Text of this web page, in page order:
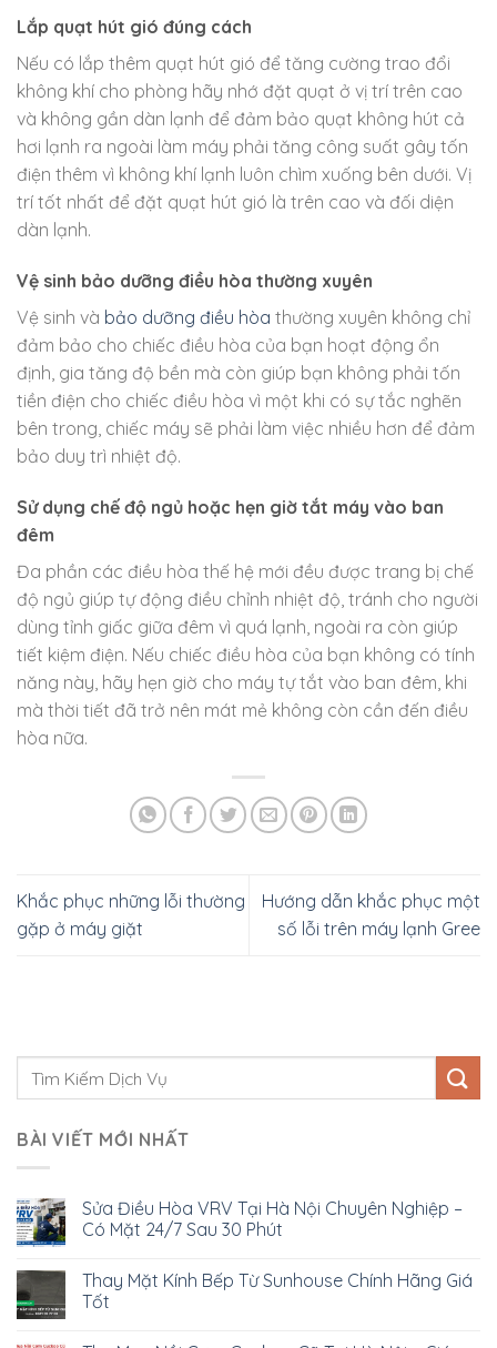
Lắp quạt hút gió đúng cách
Nếu có lắp thêm quạt hút gió để tăng cường trao đổi
không khí cho phòng hãy nhớ đặt quạt ở vị trí trên cao
và không gần dàn lạnh để đảm bảo quạt không hút cả
hơi lạnh ra ngoài làm máy phải tăng công suất gây tốn
điện thêm vì không khí lạnh luôn chìm xuống bên dưới. Vị
trí tốt nhất để đặt quạt hút gió là trên cao và đối diện
dàn lạnh.
Vệ sinh bảo dưỡng điều hòa thường xuyên
Vệ sinh và bảo dưỡng điều hòa thường xuyên không chỉ
đảm bảo cho chiếc điều hòa của bạn hoạt động ổn
định, gia tăng độ bền mà còn giúp bạn không phải tốn
tiền điện cho chiếc điều hòa vì một khi có sự tắc nghẽn
bên trong, chiếc máy sẽ phải làm việc nhiều hơn để đảm
bảo duy trì nhiệt độ.
Sử dụng chế độ ngủ hoặc hẹn giờ tắt máy vào ban
đêm
Đa phần các điều hòa thế hệ mới đều được trang bị chế
độ ngủ giúp tự động điều chỉnh nhiệt độ, tránh cho người
dùng tỉnh giấc giữa đêm vì quá lạnh, ngoài ra còn giúp
tiết kiệm điện. Nếu chiếc điều hòa của bạn không có tính
năng này, hãy hẹn giờ cho máy tự tắt vào ban đêm, khi
mà thời tiết đã trở nên mát mẻ không còn cần đến điều
hòa nữa.
Khắc phục những lỗi thường
gặp ở máy giặt
Hướng dẫn khắc phục một
số lỗi trên máy lạnh Gree
BÀI VIẾT MỚI NHẤT
Sửa Điều Hòa VRV Tại Hà Nội Chuyên Nghiệp –
Có Mặt 24/7 Sau 30 Phút
Thay Mặt Kính Bếp Từ Sunhouse Chính Hãng Giá
Tốt